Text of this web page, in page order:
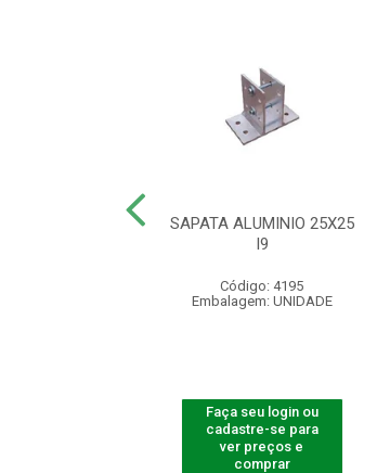
SAPATA ALUMINIO 25X25
I9
Código: 4195
Embalagem: UNIDADE
Faça seu login ou
cadastre-se para
ver preços e
comprar